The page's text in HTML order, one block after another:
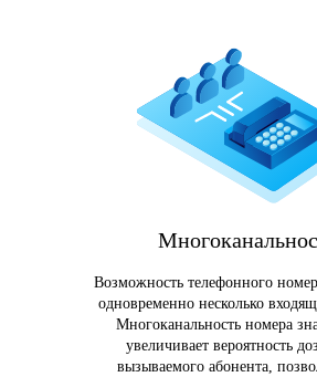
Возможность телефонного
одновременно несколько
Многоканальность номера
увеличивает вероятность
вызываемого абонента,